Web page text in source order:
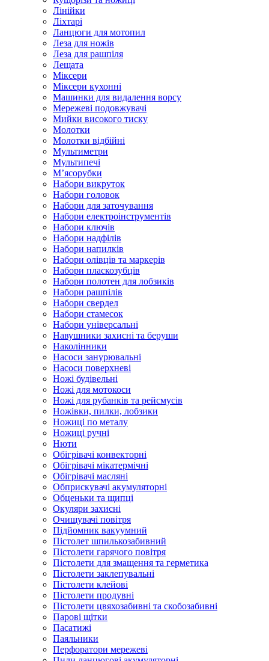
Лінійки
Ліхтарі
Ланцюги для мотопил
Леза для ножів
Леза для рашпіля
Лещата
Міксери
Міксери кухонні
Машинки для видалення ворсу
Мережеві подовжувачі
Мийки високого тиску
Молотки
Молотки відбійні
Мультиметри
Мультипечі
М’ясорубки
Набори викруток
Набори головок
Набори для заточування
Набори електроінструментів
Набори ключів
Набори надфілів
Набори напилків
Набори олівців та маркерів
Набори пласкозубців
Набори полотен для лобзиків
Набори рашпілів
Набори свердел
Набори стамесок
Набори універсальні
Навушники захисні та беруши
Наколінники
Насоси занурювальні
Насоси поверхневі
Ножі будівельні
Ножі для мотокоси
Ножі для рубанків та рейсмусів
Ножівки, пилки, лобзики
Ножиці по металу
Ножиці ручні
Нюти
Обігрівачі конвекторні
Обігрівачі мікатермічні
Обігрівачі масляні
Обприскувачі акумуляторні
Обценьки та щипці
Окуляри захисні
Очищувачі повітря
Підйомник вакуумний
Пістолет шпилькозабивний
Пістолети гарячого повітря
Пістолети для змащення та герметика
Пістолети заклепувальні
Пістолети клейові
Пістолети продувні
Пістолети цвяхозабивні та скобозабивні
Парові щітки
Пасатижі
Паяльники
Перфоратори мережеві